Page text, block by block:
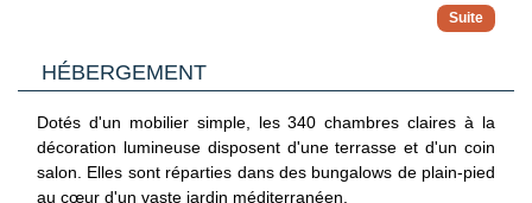
avec plusieurs départs quotidiens. Accès direct à la mer
(crique de rocher) par un escalier creusé dans la falaise
(env. 350 marches). L'aéroport de Palma de Majorque est à
environ 19 km.
HÉBERGEMENT
Dotés d'un mobilier simple, les 340 chambres claires à la
décoration lumineuse disposent d'une terrasse et d'un coin
salon. Elles sont réparties dans des bungalows de plain-pied
au cœur d'un vaste jardin méditerranéen.